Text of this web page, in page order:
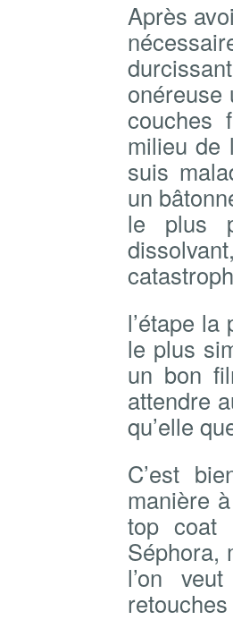
Après
onéreuse
couches
milieu de
suis
un
le plus
l’étape
le plus
un bon
attendre
qu’elle
C’est
manière
top coat
Séphora,
l’on